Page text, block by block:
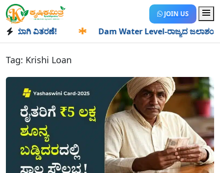
JOIN US
ವಿತರಣೆ! Dam Water Level-ರಾಜ್ಯದ ಜಲಾಶಯಗಳಿಗೆ
Tag: Krishi Loan